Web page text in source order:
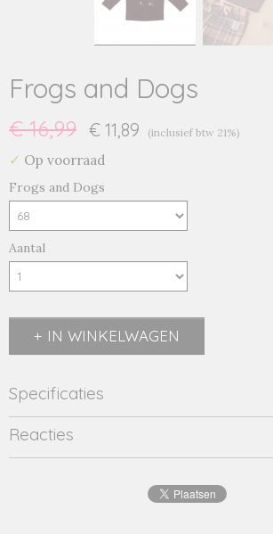
Frogs and Dogs
€ 16,99 € 11,89 (inclusief btw 21%)
✓ Op voorraad
Frogs and Dogs
Aantal
IN WINKELWAGEN
Specificaties
Productcode
23095007-21027
Reacties